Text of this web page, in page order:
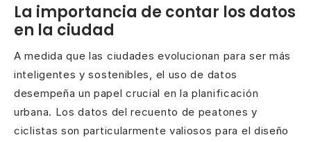
La importancia de contar los datos
en la ciudad
A medida que las ciudades evolucionan para ser más
inteligentes y sostenibles, el uso de datos
desempeña un papel crucial en la planificación
urbana. Los datos del recuento de peatones y
ciclistas son particularmente valiosos para el diseño